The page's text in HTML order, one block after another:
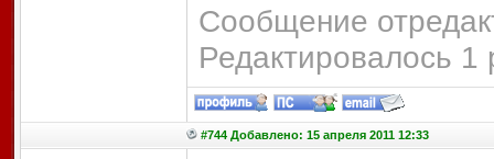
Сообщение
Редактировалось 1
#744 Добавлено: 15 апреля 2011 12:33